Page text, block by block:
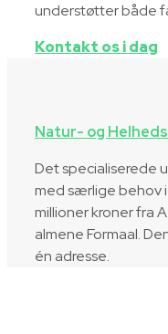
understøtter både
Kontakt os i dag
Natur- og
Det specialiserede
med særlige behov
millioner kroner fra
almene Formaal.
én adresse.